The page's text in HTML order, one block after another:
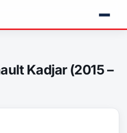
Kadjar (2015 –